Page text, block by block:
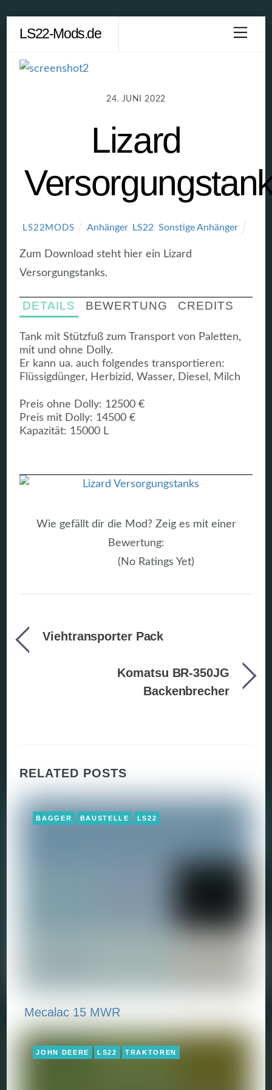
content
LS22-Mods.de
24. JUNI 2022
Lizard
LS22MODS Anhänger, LS22 Sonstige Anhänger
Zum Download steht hier ein Lizard
Versorgungstanks.
DETAILS BEWERTUNG CREDITS
Tank mit Stützfuß zum Transport von Paletten,
mit und ohne Dolly.
Er kann ua. auch folgendes transportieren:
Flüssigdünger, Herbizid, Wasser, Diesel, Milch
Preis ohne Dolly: 12500 €
Preis mit Dolly: 14500 €
Kapazität: 15000 L
Wie gefällt dir die Mod? Zeig es mit einer
Bewertung:
(No Ratings Yet)
Viehtransporter Pack
Komatsu BR-350JG
Backenbrecher
RELATED POSTS
BAGGER BAUSTELLE LS22
Mecalac 15 MWR
JOHN DEERE LS22 TRAKTOREN